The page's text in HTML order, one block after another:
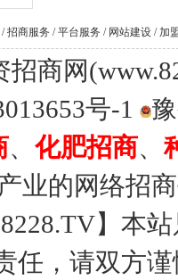
/招商服务 /平台服务 / 网站建设 /加
商网
号-1
、 化肥招商、
业的网络招
】本
任，请双方